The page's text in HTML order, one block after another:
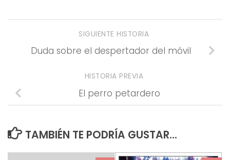
SIGUIENTE HISTORIA
Duda sobre el despertador del móvil
HISTORIA PREVIA
El perro petardero
TAMBIÉN TE PODRÍA GUSTAR...